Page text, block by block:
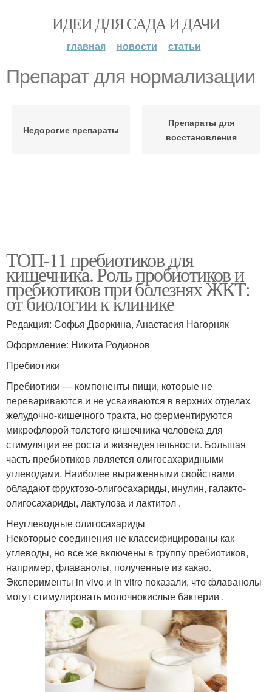
ИДЕИ ДЛЯ САДА И ДАЧИ
главная новости статьи
Препарат для нормализации
Недорогие препараты
Препараты для
восстановления
ТОП-11 пребиотиков для
кишечника. Роль пробиотиков и
пребиотиков при болезнях ЖКТ:
от биологии к клинике
Редакция: Софья Дворкина, Анастасия Нагорняк
Оформление: Никита Родионов
Пребиотики
Пребиотики — компоненты пищи, которые не
перевариваются и не усваиваются в верхних отделах
желудочно-кишечного тракта, но ферментируются
микрофлорой толстого кишечника человека для
стимуляции ее роста и жизнедеятельности. Большая
часть пребиотиков является олигосахаридными
углеводами. Наиболее выраженными свойствами
обладают фруктозо-олигосахариды, инулин, галакто-
олигосахариды, лактулоза и лактитол .
Неуглеводные олигосахариды
Некоторые соединения не классифицированы как
углеводы, но все же включены в группу пребиотиков,
например, флаванолы, полученные из какао.
Эксперименты in vivo и in vitro показали, что флаванолы
могут стимулировать молочнокислые бактерии .